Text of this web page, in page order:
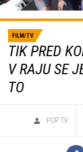
FILM/TV
TIK PRED
V RAJU SE
TO
POP TV